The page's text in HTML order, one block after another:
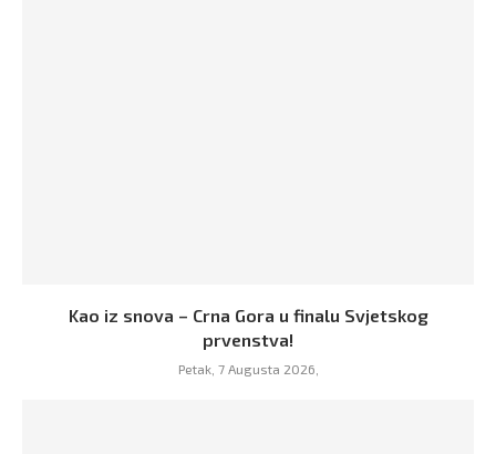
Kao iz snova – Crna Gora u finalu Svjetskog
prvenstva!
Petak, 7 Augusta 2026,